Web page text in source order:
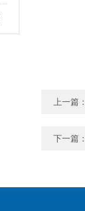
上一篇
下一篇